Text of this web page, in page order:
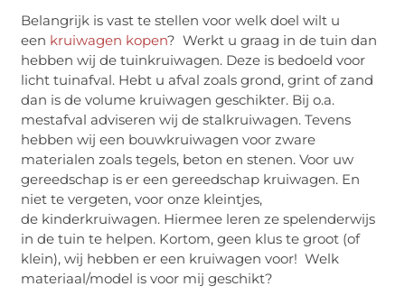
Belangrijk is vast te stellen voor welk doel wilt u
een kruiwagen kopen? Werkt u graag in de tuin dan
hebben wij de tuinkruiwagen. Deze is bedoeld voor
licht tuinafval. Hebt u afval zoals grond, grint of zand
dan is de volume kruiwagen geschikter. Bij o.a.
mestafval adviseren wij de stalkruiwagen. Tevens
hebben wij een bouwkruiwagen voor zware
materialen zoals tegels, beton en stenen. Voor uw
gereedschap is er een gereedschap kruiwagen. En
niet te vergeten, voor onze kleintjes,
de kinderkruiwagen. Hiermee leren ze spelenderwijs
in de tuin te helpen. Kortom, geen klus te groot (of
klein), wij hebben er een kruiwagen voor! Welk
materiaal/model is voor mij geschikt?